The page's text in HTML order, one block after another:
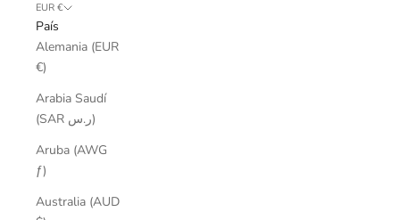
EUR €
País
Alemania (EUR
€)
Arabia Saudí
(SAR ر.س)
Aruba (AWG
ƒ)
Australia (AUD